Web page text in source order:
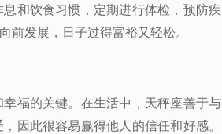
和饮食习惯，定期进行体检，预防疾
发展，日子过得富裕又轻松。
福的关键。在生活中，天秤座善于与
因此很容易赢得他人的信任和好感。